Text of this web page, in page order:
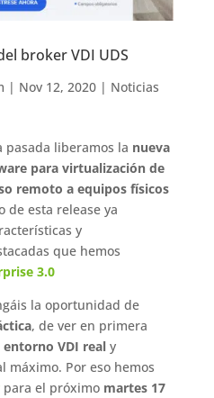
broker VDI UDS
| Nov 12, 2020| Noticias
pasada liberamos la nueva
para virtualización de
remoto a equipos físicos
de esta release ya
y
que hemos
3.0
la oportunidad de
, de ver en primera
VDI realy
Por eso hemos
para el próximo martes 17